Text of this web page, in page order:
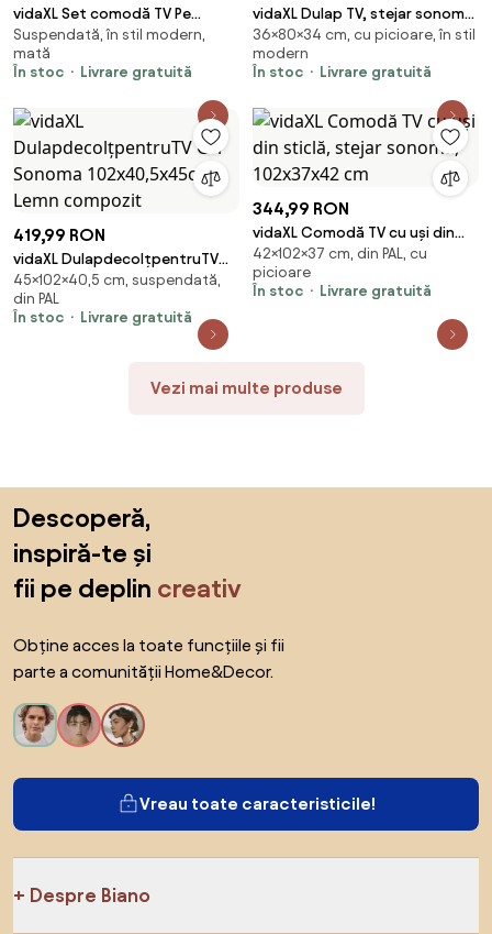
vidaXL Set comodă TV Pe
perete 3 pcs Alb Lemn
compozit
Suspendată, în stil modern,
mată
În stoc
Livrare gratuită
vidaXL Dulap TV, stejar sonoma,
80x34x36 cm, lemn prelucrat
36×80×34 cm, cu picioare, în stil
modern
În stoc
Livrare gratuită
419,99 RON
vidaXL DulapdecolțpentruTV
Gri Sonoma 102x40,5x45cm
Lemn compozit
45×102×40,5 cm, suspendată,
din PAL
În stoc
Livrare gratuită
344,99 RON
vidaXL Comodă TV cu uși din
sticlă, stejar sonoma,
102x37x42 cm
42×102×37 cm, din PAL, cu
picioare
În stoc
Livrare gratuită
Vezi mai multe produse
Descoperă,
inspiră-te și
fii pe deplin creativ
Obține acces la toate funcțiile și fii
parte a comunității Home&Decor.
Vreau toate caracteristicile!
Despre Biano